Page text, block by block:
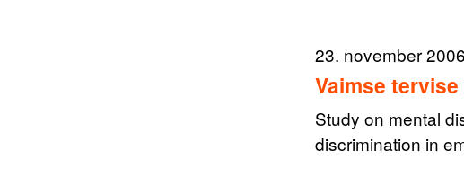
23. november 2006
Vaimse
Study on mental
discrimination in